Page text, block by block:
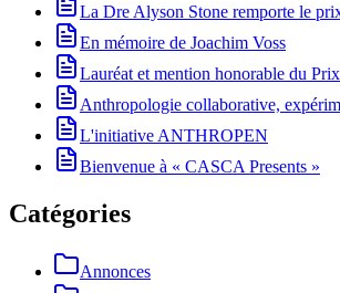
La Dre Alyson Stone remporte le
En mémoire de Joachim Voss
Lauréat et mention honorable du
Anthropologie collaborative,
L'initiative ANTHROPEN
Bienvenue à « CASCA Presents »
Catégories
Annonces